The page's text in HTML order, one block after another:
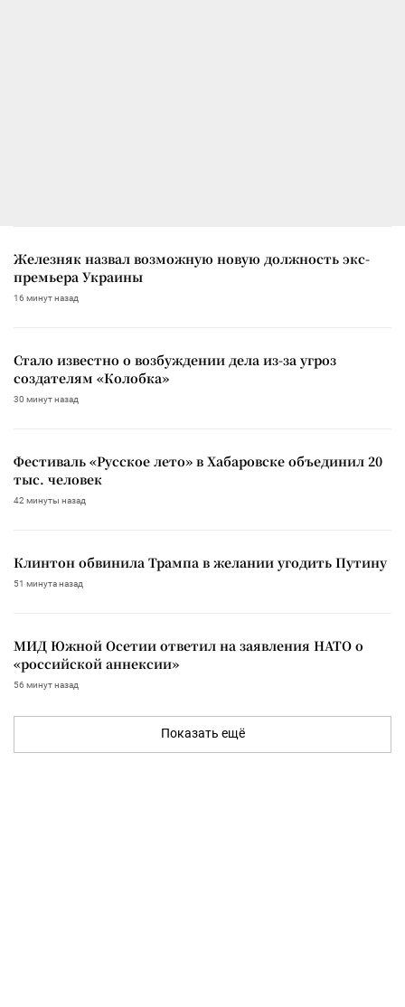
Железняк назвал возможную новую должность экс-
премьера Украины
16 минут назад
Стало известно о возбуждении дела из-за угроз
создателям «Колобка»
30 минут назад
Фестиваль «Русское лето» в Хабаровске объединил 20
тыс. человек
42 минуты назад
Клинтон обвинила Трампа в желании угодить Путину
51 минута назад
МИД Южной Осетии ответил на заявления НАТО о
«российской аннексии»
56 минут назад
Показать ещё